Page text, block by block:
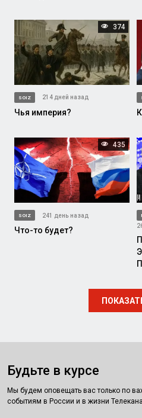
374
SOIZ 214 дней назад
Чья империя?
435
SOIZ 241 день назад
Что-то будет?
Будьте в курсе
Мы будем оповещать вас только по
событиям в России и в жизни